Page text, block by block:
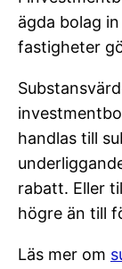
ägda bolag
fastigheter
handlas till
rabatt. Eller
högre än till
Läs mer om